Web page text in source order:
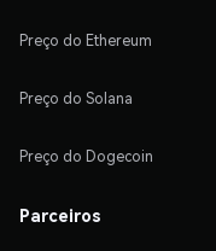
Preço do Ethereum
Preço do Solana
Preço do Dogecoin
Parceiros